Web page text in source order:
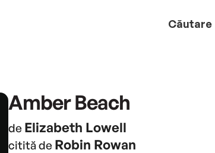
Căutare
Amber Beach
de Elizabeth Lowell
citită de Robin Rowan